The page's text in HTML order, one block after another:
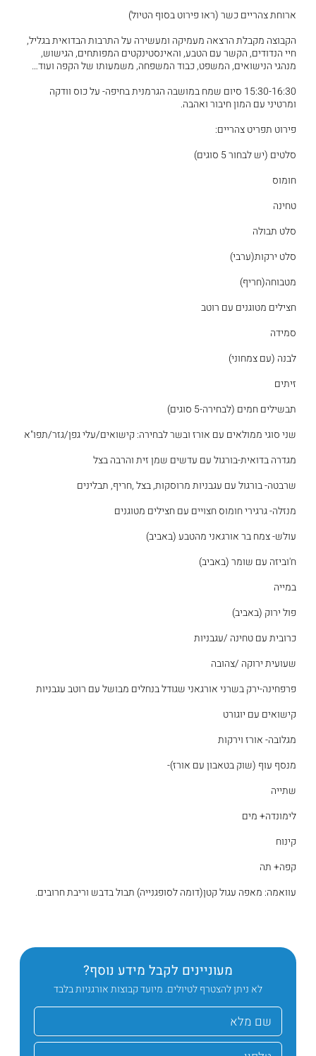
ארוחת צהריים כשר (ראו פירוט בסוף הטיול)
הקבוצה מקבלת הרצאה מעמיקה ומעשירה על התרבות הבדואית בגליל,
חיי הנדודים, הקשר עם הטבע, והאינסטינקטים המפותחים, הגישוש,
מנהגי הנישואים, המשפט, כבוד המשפחה, משמעותו של הקפה ועוד…
15:30-16:30 סיום שמח במושבה הגרמנית בחיפה- על כוס וודקה
ומרטיני עם המון חיבור ואהבה.
פירוט תפריט צהריים:
סלטים (יש לבחור 5 סוגים)
חומוס
טחינה
סלט תבולה
סלט ירקות(ערבי)
מטבוחה(חריף)
חצילים מטוגנים עם רוטב
סמידה
לבנה (עם צמחוני)
זיתים
תבשילים חמים (לבחירה-5 סוגים)
שני סוגי ממולאים עם אורז ובשר לבחירה: קישואים/עלי גפן/גזר/תפו"א
מגדרה בדואית-בורגול עם עדשים שמן זית והרבה בצל
שרבטה- בורגול עם עגבניות מרוסקות, בצל ,חריף, תבלינים
מנזלה- גרגירי חומוס חצויים עם חצילים מטוגנים
עולש- צמח בר אורגאני מהטבע (באביב)
ח'וביזה עם שומר (באביב)
במייה
פול ירוק (באביב)
כרובית עם טחינה /עגבניות
שעועית ירוקה /צהובה
פרפחינה-ירק בשרני אורגאני שגודל בנחלים מבושל עם רוטב עגבניות
קישואים עם יוגורט
מגלובה- אורז וירקות
מנסף עוף (שוק בטאבון עם אורז)-
שתייה
לימונדה+ מים
קינוח
קפה+ תה
עוואמה: מאפה עגול קטן(דומה לסופגנייה) תבול בדבש וריבת חרובים.
מעוניינים לקבל מידע נוסף?
לא ניתן להצטרף לטיולים. מיועד קבוצות אורגניות בלבד